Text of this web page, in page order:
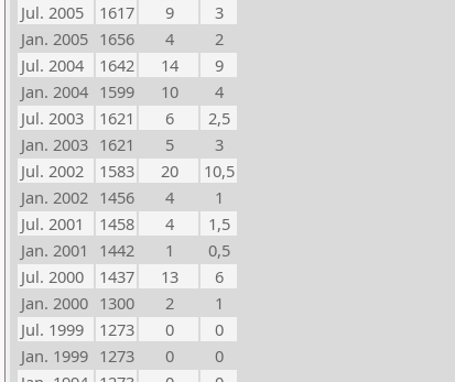
Jul. 2005
1617 9
3
Jan. 2005 1656 4
2
Jul. 2004
1642 14
9
Jan. 2004 1599 10
4
Jul. 2003
1621 6
2,5
Jan. 2003 1621 5
3
Jul. 2002
1583 20
10,5
Jan. 2002 1456 4
1
Jul. 2001
1458 4
1,5
Jan. 2001
1442 1
0,5
Jul. 2000
1437 13
6
Jan. 2000 1300 2
1
Jul. 1999
1273 0
0
Jan. 1999 1273 0
0